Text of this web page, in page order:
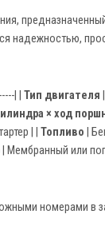
надежностью,
| | Тип двигателя
× ход
| | Топливо |
| Мембранный или
номерами в